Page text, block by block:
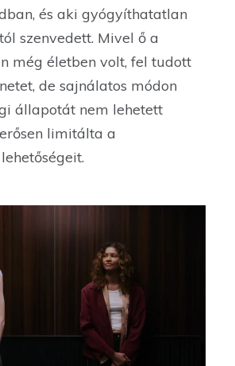
és aki gyógyíthatatlan
szenvedett. Mivel ő a
még életben volt, fel tudott
de sajnálatos módon
állapotát nem lehetett
limitálta a